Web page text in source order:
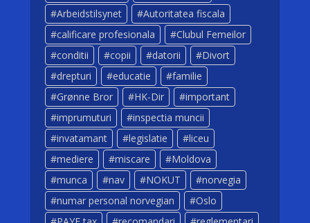
Arbeidstilsynet
Autoritatea fiscala
calificare profesionala
Clubul Femeilor
conditii
copii datorii
Divort
drepturi
educatie
familie
Grønne Bror
HK-Dir
important
imprumuturi
inspectia muncii
invatamant
legislatie
liceu
mediere
miscare
Moldova
munca
nav NOKUT
norvegia
numar personal norvegian
Oslo